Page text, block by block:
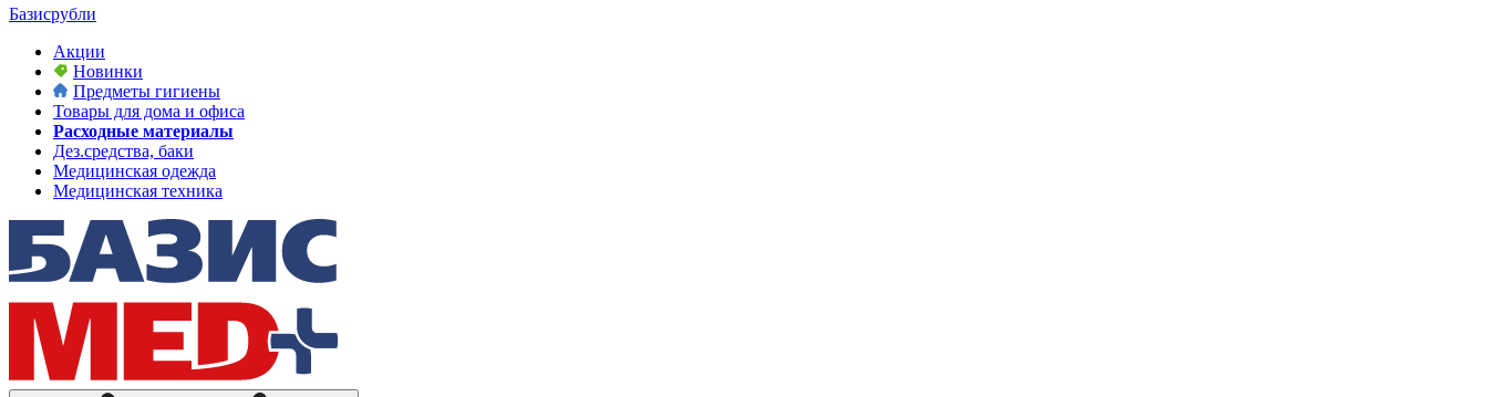
Базисрубли
Акции
Новинки
Предметы гигиены
Товары для дома и офиса
Расходные материалы
Дез.средства, баки
Медицинская одежда
Медицинская техника